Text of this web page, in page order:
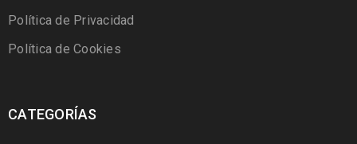
Política de Privacidad
Política de Cookies
CATEGORÍAS